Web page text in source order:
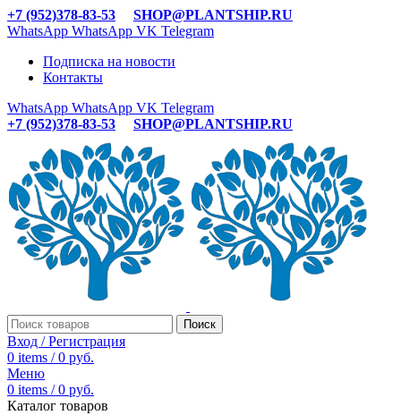
+7 (952)378-83-53
SHOP@PLANTSHIP.RU
WhatsApp WhatsApp VK Telegram
Подписка на новости
Контакты
WhatsApp WhatsApp VK Telegram
+7 (952)378-83-53
SHOP@PLANTSHIP.RU
Поиск
Вход / Регистрация
0 items / 0 руб.
Меню
0 items / 0 руб.
Каталог товаров